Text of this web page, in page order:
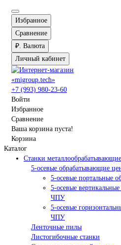
Избранное
Сравнение
₽. Валюта
Личный кабинет
+7 (993) 980-23-60
Войти
Избранное
Сравнение
Ваша корзина пуста!
Корзина
Каталог
Станки металлообрабатывающие
5-осевые обрабатывающие
5-осевые портальные
5-осевые
ЧПУ
5-осевые
ЧПУ
Ленточные пилы
Листогибочные станки